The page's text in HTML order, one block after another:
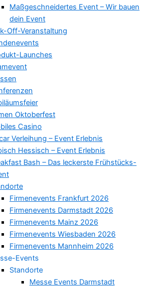
Maßgeschneidertes Event – Wir bauen
dein Event
Off-Veranstaltung
Launches
Oktoberfest
Casino
Verleihung – Event Erlebnis
Hessisch – Event Erlebnis
Bash – Das leckerste Frühstücks-
Firmenevents Frankfurt 2026
Firmenevents Darmstadt 2026
Firmenevents Mainz 2026
Firmenevents Wiesbaden 2026
Firmenevents Mannheim 2026
Events
Standorte
Messe Events Darmstadt